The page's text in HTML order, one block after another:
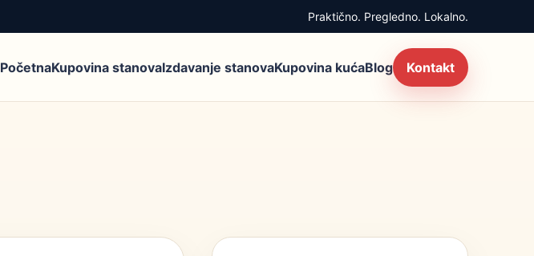
Praktično. Pregledno. Lokalno.
PočetnaKupovina stanovaIzdavanje stanovaKupovina kućaBlog Kontakt